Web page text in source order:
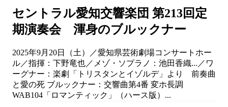
セントラル愛知交響楽団 第213回定
期演奏会 渾身のブルックナー
2025年9月20日（土）／愛知県芸術劇場コンサートホー
ル／指揮：下野竜也／メゾ・ソプラノ：池田香織...／ワ
ーグナー：楽劇「トリスタンとイゾルデ」より 前奏曲
と愛の死 ブルックナー：交響曲第4番 変ホ長調
WAB104「ロマンティック」（ハース版）...